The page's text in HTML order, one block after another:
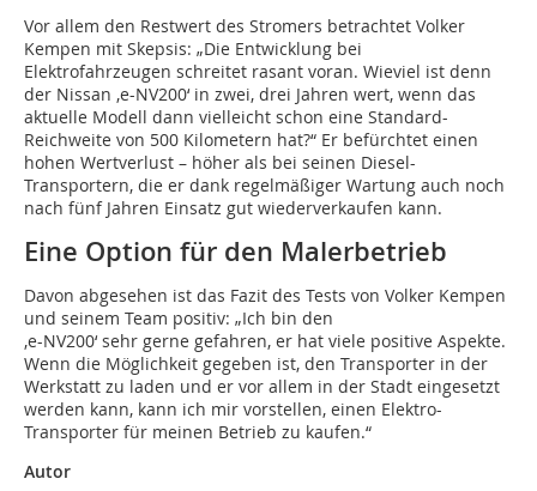
Vor allem den Restwert des Stromers betrachtet Volker
Kempen mit Skepsis: „Die Entwicklung bei
Elektrofahrzeugen schreitet rasant voran. Wieviel ist denn
der Nissan ,e-NV200‘ in zwei, drei Jahren wert, wenn das
aktuelle Modell dann vielleicht schon eine Standard-
Reichweite von 500 Kilometern hat?“ Er befürchtet einen
hohen Wertverlust – höher als bei seinen Diesel-
Transportern, die er dank regelmäßiger Wartung auch noch
nach fünf Jahren Einsatz gut wiederverkaufen kann.
Eine Option für den Malerbetrieb
Davon abgesehen ist das Fazit des Tests von Volker Kempen
und seinem Team positiv: „Ich bin den
,e-NV200‘ sehr gerne gefahren, er hat viele positive Aspekte.
Wenn die Möglichkeit gegeben ist, den Transporter in der
Werkstatt zu laden und er vor allem in der Stadt eingesetzt
werden kann, kann ich mir vorstellen, einen Elektro-
Transporter für meinen Betrieb zu kaufen.“
Autor